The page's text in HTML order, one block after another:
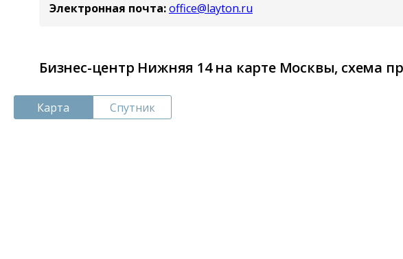
Электронная почта:office@layton.ru
Бизнес-центр Нижняя 14 на карте Москвы, схема
Карта Спутник